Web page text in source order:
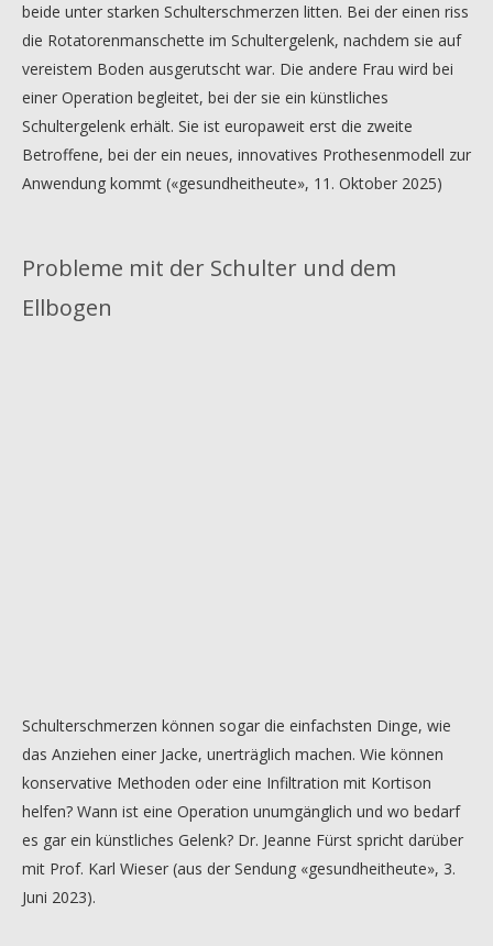
beide unter starken Schulterschmerzen litten. Bei der einen riss
die Rotatorenmanschette im Schultergelenk, nachdem sie auf
vereistem Boden ausgerutscht war. Die andere Frau wird bei
einer Operation begleitet, bei der sie ein künstliches
Schultergelenk erhält. Sie ist europaweit erst die zweite
Betroffene, bei der ein neues, innovatives Prothesenmodell zur
Anwendung kommt («gesundheitheute», 11. Oktober 2025)
Probleme mit der Schulter und dem
Ellbogen
Schulterschmerzen können sogar die einfachsten Dinge, wie
das Anziehen einer Jacke, unerträglich machen. Wie können
konservative Methoden oder eine Infiltration mit Kortison
helfen? Wann ist eine Operation unumgänglich und wo bedarf
es gar ein künstliches Gelenk? Dr. Jeanne Fürst spricht darüber
mit Prof. Karl Wieser (aus der Sendung «gesundheitheute», 3.
Juni 2023).